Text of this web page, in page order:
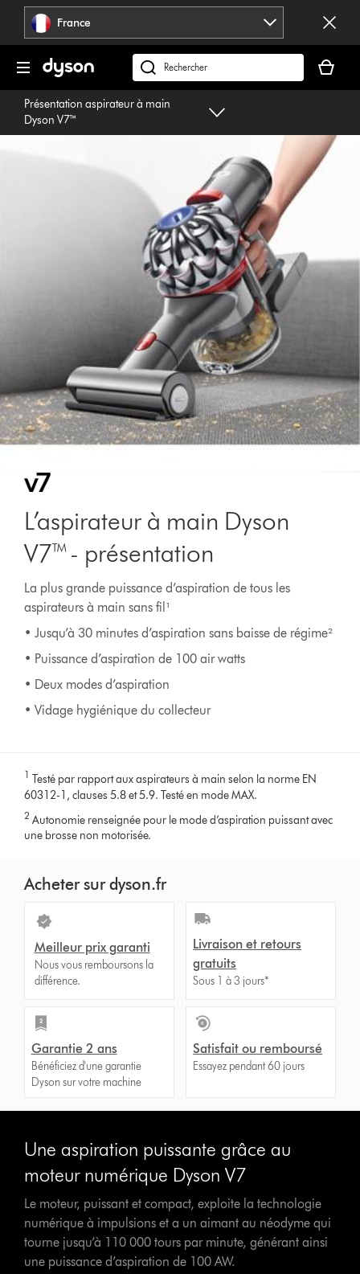
Sauter
pages
France
Rechercher
des
produits
panier
est
Présentation aspirateur à main
Dyson V7™
L’aspirateur à main Dyson
V7™ - présentation
La plus grande puissance d’aspiration de tous les
aspirateurs à main sans fil¹
• Jusqu’à 30 minutes d’aspiration sans baisse de régime²
• Puissance d’aspiration de 100 air watts
• Deux modes d’aspiration
• Vidage hygiénique du collecteur
1 Testé par rapport aux aspirateurs à main selon la norme EN
60312-1, clauses 5.8 et 5.9. Testé en mode MAX.
2 Autonomie renseignée pour le mode d’aspiration puissant avec
une brosse non motorisée.
Acheter sur dyson.fr
Meilleur prix garanti
Nous vous remboursons la
différence.
Livraison et retours
gratuits
Sous 1 à 3 jours*
Garantie 2 ans
Bénéficiez d'une garantie
Dyson sur votre machine
Satisfait ou remboursé
Essayez pendant 60 jours
Une aspiration puissante grâce au
moteur numérique Dyson V7
Le moteur, puissant et compact, exploite la technologie
numérique à impulsions et a un aimant au néodyme qui
tourne jusqu’à 110 000 tours par minute, générant ainsi
une puissance d’aspiration de 100 AW.